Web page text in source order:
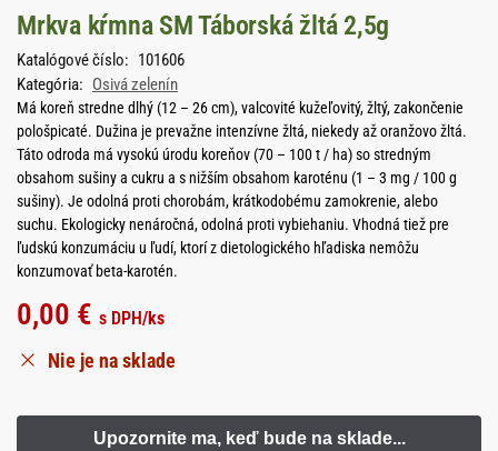
Mrkva kŕmna SM Táborská žltá 2,5g
Katalógové číslo: 101606
Kategória: Osivá zelenín
Má koreň stredne dlhý (12 – 26 cm), valcovité kužeľovitý, žltý, zakončenie
pološpicaté. Dužina je prevažne intenzívne žltá, niekedy až oranžovo žltá.
Táto odroda má vysokú úrodu koreňov (70 – 100 t / ha) so stredným
obsahom sušiny a cukru a s nižším obsahom karoténu (1 – 3 mg / 100 g
sušiny). Je odolná proti chorobám, krátkodobému zamokrenie, alebo
suchu. Ekologicky nenáročná, odolná proti vybiehaniu. Vhodná tiež pre
ľudskú konzumáciu u ľudí, ktorí z dietologického hľadiska nemôžu
konzumovať beta-karotén.
0,00 € s DPH/ks
Nie je na sklade